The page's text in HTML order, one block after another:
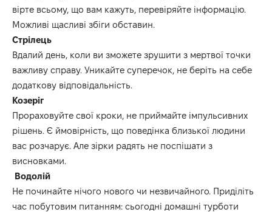
вірте всьому, що вам кажуть, перевіряйте інформацію.
Можливі щасливі збіги обставин.
Стрілець
Вдалий день, коли ви зможете зрушити з мертвої точки
важливу справу. Уникайте суперечок, не беріть на себе
додаткову відповідальність.
Козеріг
Прораховуйте свої кроки, не приймайте імпульсивних
рішень. Є ймовірність, що поведінка близької людини
вас розчарує. Але зірки радять не поспішати з
висновками.
Водолій
Не починайте нічого нового чи незвичайного. Приділіть
час побутовим питанням: сьогодні домашні турботи